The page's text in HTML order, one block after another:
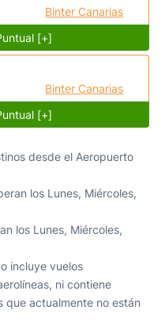
Binter Canarias
[+]
Binter Canarias
[+]
desde el Aeropuerto
los Lunes, Miércoles,
los Lunes, Miércoles,
incluye vuelos
ni contiene
que actualmente no están